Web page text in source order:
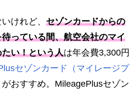
けれど、 セゾンカードからの
っている間、航空会社のマイ
い！という人は年会費3,300円
セゾンカード（マイレージプ
がおすすめ。MileagePlusセゾン